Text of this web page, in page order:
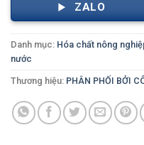
ZALO
Danh mục: Hóa chất nông
nước
Thương hiệu: PHÂN PHỐI BỞI